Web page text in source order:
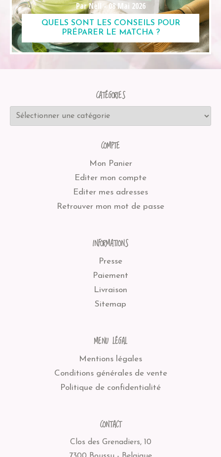
Par Nell -08 Mai 2026
QUELS SONT LES CONSEILS POUR
PRÉPARER LE MATCHA ?
CATÉGORIES
COMPTE
Mon Panier
Editer mon compte
Editer mes adresses
Retrouver mon mot de passe
INFORMATIONS
Presse
Paiement
Livraison
Sitemap
MENU LÉGAL
Mentions légales
Conditions générales de vente
Politique de confidentialité
CONTACT
Clos des Grenadiers, 10